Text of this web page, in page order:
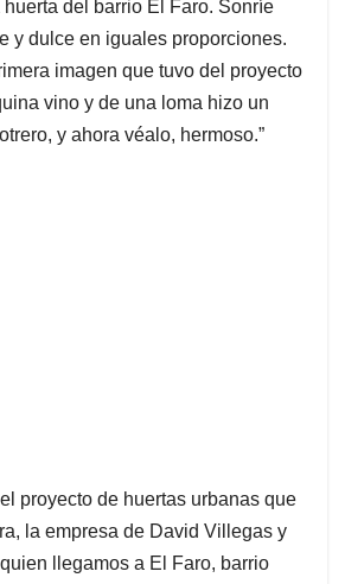
del barrio El Faro. Sonríe
y dulce en iguales proporciones.
imagen que tuvo del proyecto
vino y de una loma hizo un
y ahora véalo, hermoso.”
proyecto de huertas urbanas que
la empresa de David Villegas y
llegamos a El Faro, barrio